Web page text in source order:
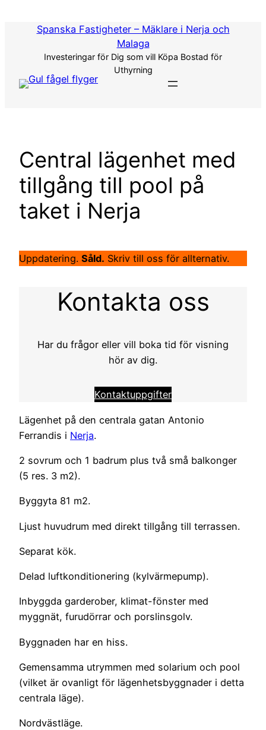
Spanska Fastigheter – Mäklare i Nerja och
Malaga
Investeringar för Dig som vill Köpa Bostad för
Uthyrning
Central lägenhet med
tillgång till pool på
taket i Nerja
Uppdatering. Såld. Skriv till oss för allternativ.
Kontakta oss
Har du frågor eller vill boka tid för visning
hör av dig.
Kontaktuppgifter
Lägenhet på den centrala gatan Antonio
Ferrandis i Nerja.
2 sovrum och 1 badrum plus två små balkonger
(5 res. 3 m2).
Byggyta 81 m2.
Ljust huvudrum med direkt tillgång till terrassen.
Separat kök.
Delad luftkonditionering (kylvärmepump).
Inbyggda garderober, klimat-fönster med
myggnät, furudörrar och porslinsgolv.
Byggnaden har en hiss.
Gemensamma utrymmen med solarium och pool
(vilket är ovanligt för lägenhetsbyggnader i detta
centrala läge).
Nordvästläge.